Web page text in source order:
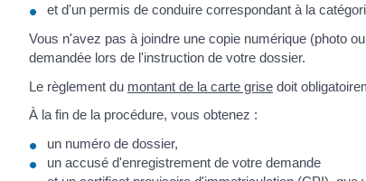
et d'un permis de conduire correspondant à la
Vous n'avez pas à joindre une copie numérique (photo
demandée lors de l'instruction de votre dossier.
Le règlement du montant de la carte grise doit
À la fin de la procédure, vous obtenez :
un numéro de dossier,
un accusé d'enregistrement de votre demande